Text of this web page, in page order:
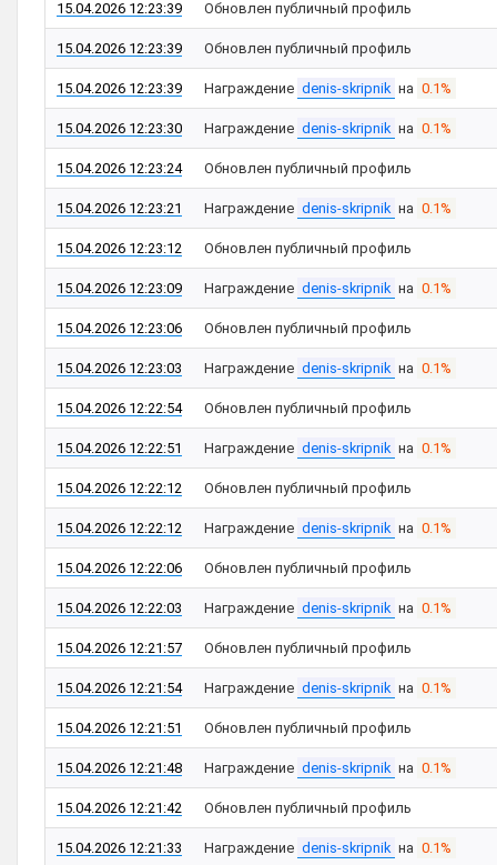
15.04.2026 12:23:39 Обновлен публичный профиль
15.04.2026 12:23:39 Обновлен публичный профиль
15.04.2026 12:23:39 Награждение denis-skripnik на 0.1%
15.04.2026 12:23:30 Награждение denis-skripnik на 0.1%
15.04.2026 12:23:24 Обновлен публичный профиль
15.04.2026 12:23:21 Награждение denis-skripnik на 0.1%
15.04.2026 12:23:12 Обновлен публичный профиль
15.04.2026 12:23:09 Награждение denis-skripnik на 0.1%
15.04.2026 12:23:06 Обновлен публичный профиль
15.04.2026 12:23:03 Награждение denis-skripnik на 0.1%
15.04.2026 12:22:54 Обновлен публичный профиль
15.04.2026 12:22:51 Награждение denis-skripnik на 0.1%
15.04.2026 12:22:12 Обновлен публичный профиль
15.04.2026 12:22:12 Награждение denis-skripnik на 0.1%
15.04.2026 12:22:06 Обновлен публичный профиль
15.04.2026 12:22:03 Награждение denis-skripnik на 0.1%
15.04.2026 12:21:57 Обновлен публичный профиль
15.04.2026 12:21:54 Награждение denis-skripnik на 0.1%
15.04.2026 12:21:51 Обновлен публичный профиль
15.04.2026 12:21:48 Награждение denis-skripnik на 0.1%
15.04.2026 12:21:42 Обновлен публичный профиль
15.04.2026 12:21:33 Награждение denis-skripnik на 0.1%